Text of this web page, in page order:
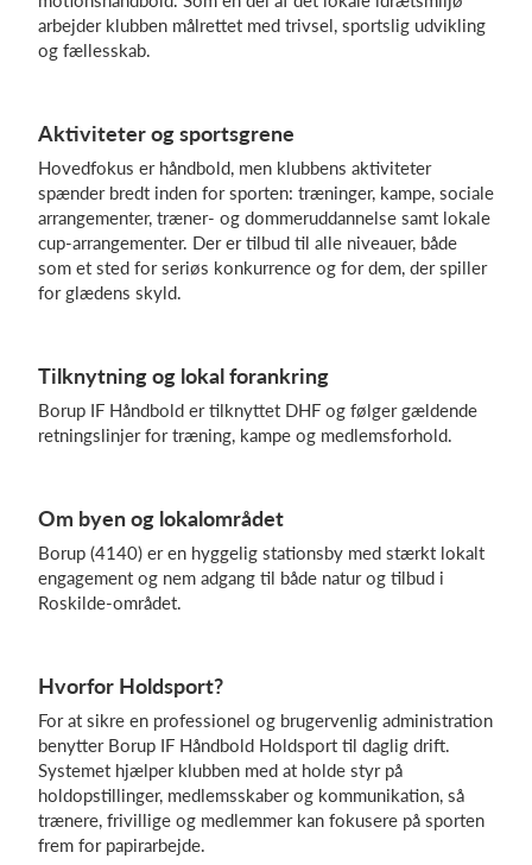
Hvad koster det?
arbejder klubben målrettet med trivsel, sportslig udvikling
og fællesskab.
Aktiviteter og sportsgrene
Hovedfokus er håndbold, men klubbens aktiviteter
spænder bredt inden for sporten: træninger, kampe, sociale
arrangementer, træner- og dommeruddannelse samt lokale
cup-arrangementer. Der er tilbud til alle niveauer, både
som et sted for seriøs konkurrence og for dem, der spiller
for glædens skyld.
Tilknytning og lokal forankring
Borup IF Håndbold er tilknyttet DHF og følger gældende
retningslinjer for træning, kampe og medlemsforhold.
Om byen og lokalområdet
Borup (4140) er en hyggelig stationsby med stærkt lokalt
engagement og nem adgang til både natur og tilbud i
Roskilde-området.
Hvorfor Holdsport?
For at sikre en professionel og brugervenlig administration
benytter Borup IF Håndbold Holdsport til daglig drift.
Systemet hjælper klubben med at holde styr på
holdopstillinger, medlemsskaber og kommunikation, så
trænere, frivillige og medlemmer kan fokusere på sporten
frem for papirarbejde.